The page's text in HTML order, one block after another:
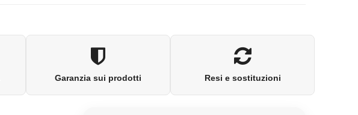
Garanzia sui prodotti Resi e sostituzioni